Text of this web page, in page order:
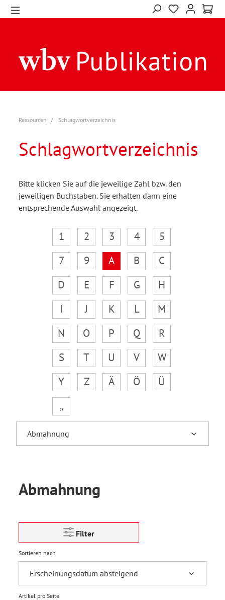
Ressourcen Schlagwortverzeichnis
Schlagwortverzeichnis
Bitte klicken Sie auf die jeweilige Zahl bzw. den
jeweiligen Buchstaben. Sie erhalten dann eine
entsprechende Auswahl angezeigt.
1 2 3 4
5
7
9 A B
C
D
E F G
H
I
J K L
M
N
O P Q
R
S
T U V
W
Y
Z Ä Ö
Ü
„
Abmahnung
Filter
Sortieren nach
Artikel pro Seite